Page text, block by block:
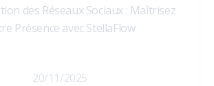
des Réseaux Sociaux : Maîtrisez
Présence avec StellaFlow
20/11/2025